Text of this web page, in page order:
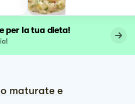
per la tua dieta!